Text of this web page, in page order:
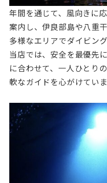
年間を通じて、風向きに
案内し、伊良部島や八重
多様なエリアでダイビン
当店では、安全を最優先
に合わせて、一人ひとり
軟なガイドを心がけていま